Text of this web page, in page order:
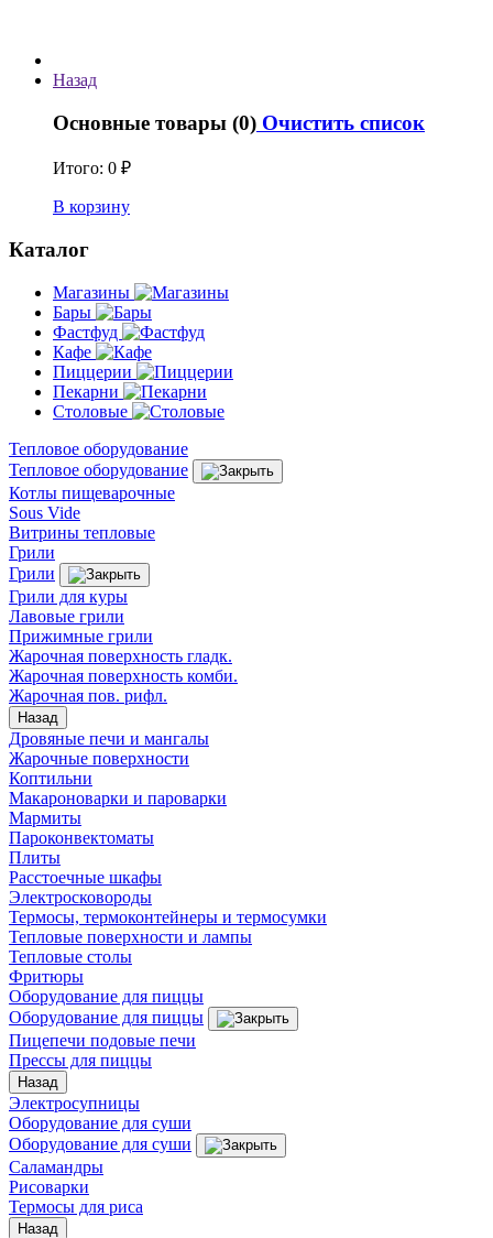
Назад
Основные товары (0) Очистить список
Итого: 0 ₽
В корзину
Каталог
Магазины
Бары
Фастфуд
Кафе
Пиццерии
Пекарни
Столовые
Тепловое оборудование
Тепловое оборудование
Котлы пищеварочные
Sous Vide
Витрины тепловые
Грили
Грили
Грили для куры
Лавовые грили
Прижимные грили
Жарочная поверхность гладк.
Жарочная поверхность комби.
Жарочная пов. рифл.
Назад
Дровяные печи и мангалы
Жарочные поверхности
Коптильни
Макароноварки и пароварки
Мармиты
Пароконвектоматы
Плиты
Расстоечные шкафы
Электросковороды
Термосы, термоконтейнеры и термосумки
Тепловые поверхности и лампы
Тепловые столы
Фритюры
Оборудование для пиццы
Оборудование для пиццы
Пицепечи подовые печи
Прессы для пиццы
Назад
Электросупницы
Оборудование для суши
Оборудование для суши
Саламандры
Рисоварки
Термосы для риса
Назад